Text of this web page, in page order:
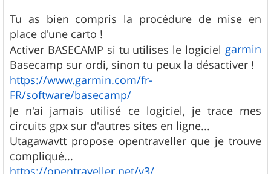
g
e
Tu as bien compris la procédure de mise en
place d'une carto !
Activer BASECAMP si tu utilises le logiciel garmin
Basecamp sur ordi, sinon tu peux la désactiver !
https://www.garmin.com/fr-
FR/software/basecamp/
Je n'ai jamais utilisé ce logiciel, je trace mes
circuits gpx sur d'autres sites en ligne...
Utagawavtt propose opentraveller que je trouve
compliqué...
https://opentraveller.net/v3/